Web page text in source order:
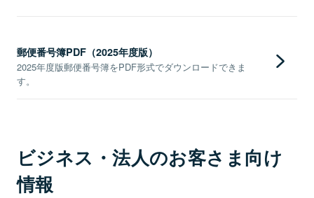
郵便番号簿PDF（2025年度版）
2025年度版郵便番号簿をPDF形式でダウンロードできま
す。
ビジネス・法人のお客さま向け
情報